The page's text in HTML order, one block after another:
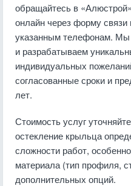
обращайтесь в
онлайн через форму
указанным телефонам. Мы
и разрабатываем
индивидуальных
согласованные сроки и
лет.
Стоимость услуг
остекление крыльца
сложности работ,
материала (тип профиля,
дополнительных опций.